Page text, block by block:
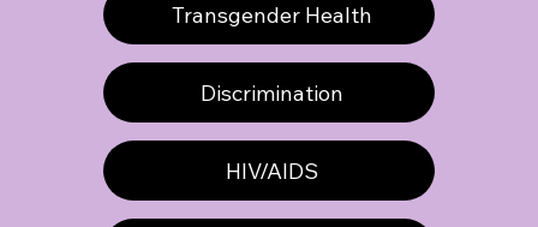
Transgender Health
Discrimination
HIV/AIDS